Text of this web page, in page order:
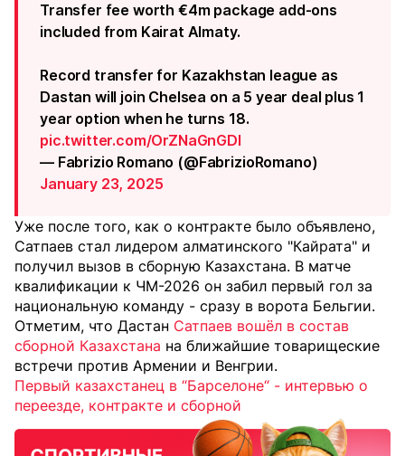
Transfer fee worth €4m package add-ons
included from Kairat Almaty.
Record transfer for Kazakhstan league as
Dastan will join Chelsea on a 5 year deal plus 1
year option when he turns 18.
pic.twitter.com/OrZNaGnGDI
— Fabrizio Romano (@FabrizioRomano)
January 23, 2025
Уже после того, как о контракте было объявлено,
Сатпаев стал лидером алматинского "Кайрата" и
получил вызов в сборную Казахстана. В матче
квалификации к ЧМ-2026 он забил первый гол за
национальную команду - сразу в ворота Бельгии.
Отметим, что Дастан Сатпаев вошёл в состав
сборной Казахстана на ближайшие товарищеские
встречи против Армении и Венгрии.
Первый казахстанец в “Барселоне“ - интервью о
переезде, контракте и сборной